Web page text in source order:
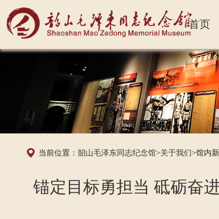
首页
当前位置： 韶山毛泽东同志纪念馆>关于我们>馆内
锚定目标勇担当 砥砺奋